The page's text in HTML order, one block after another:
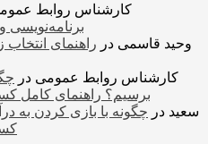
کارشناس روابط
برنامه‌نویسی
وحید قاسمی در راهنمای انتخاب
کارشناس روابط عمومی در
برسیم؟ راهنمای کامل
سعید در چگونه با بازی کردن به